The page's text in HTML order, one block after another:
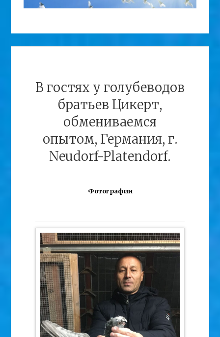
В гостях у голубеводов
братьев Цикерт,
обмениваемся
опытом, Германия, г.
Neudorf-Platendorf.
Фотографии